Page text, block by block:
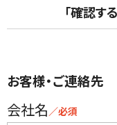
「確認す
お客様・ご連絡先
会社名／必須